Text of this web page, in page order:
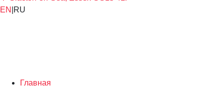
EN RU
Главная